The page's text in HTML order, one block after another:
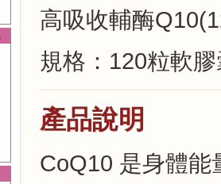
高吸收輔酶
規格：120粒軟
產品說明
CoQ10 是身體能